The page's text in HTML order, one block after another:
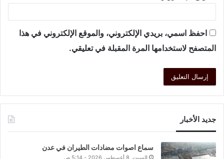
احفظ اسمي، بريدي الإلكتروني، والموقع الإلكتروني في هذا
المتصفح لاستخدامها المرة المقبلة في تعليقي.
جديد الأخبار
سماع اصوات مضادات الطيران في عدن